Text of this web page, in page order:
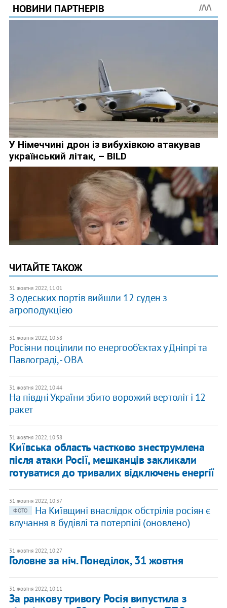
ЧИТАЙТЕ ТАКОЖ
31 жовтня 2022, 11:01
З одеських портів вийшли 12 суден з
агроподукцією
31 жовтня 2022, 10:58
Росіяни поцілили по енергооб’єктах у Дніпрі та
Павлограді, - ОВА
31 жовтня 2022, 10:44
На півдні України збито ворожий вертоліт і 12
ракет
31 жовтня 2022, 10:38
Київська область частково знеструмлена
після атаки Росії, мешканців закликали
готуватися до тривалих відключень енергії
31 жовтня 2022, 10:37
ФОТО
​На Київщині внаслідок обстрілів росіян є
влучання в будівлі та потерпілі (оновлено)
31 жовтня 2022, 10:27
Головне за ніч. Понеділок, 31 жовтня
31 жовтня 2022, 10:11
За ранкову тривогу Росія випустила з